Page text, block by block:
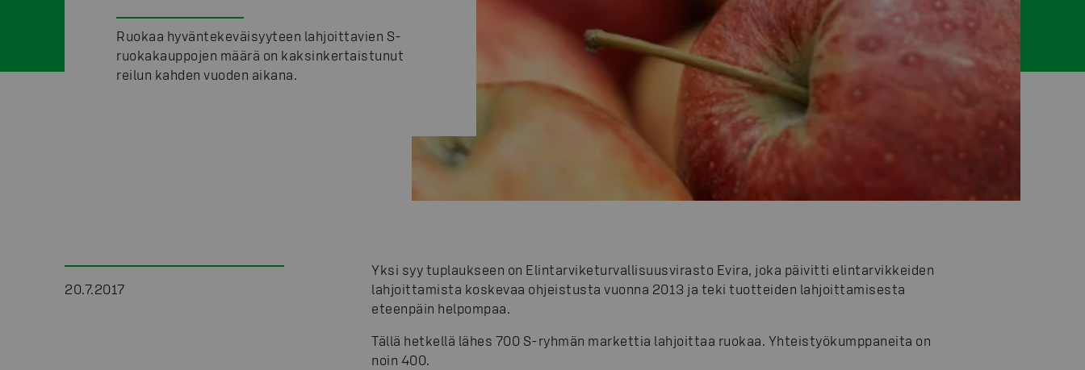
Ruokaa hyväntekeväisyyteen lahjoittavien S-
ruokakauppojen määrä on kaksinkertaistunut
reilun kahden vuoden aikana.
20.7.2017
Yksi syy tuplaukseen on Elintarviketurvallisuusvirasto Evira, joka päivitti elintarvikkeiden
lahjoittamista koskevaa ohjeistusta vuonna 2013 ja teki tuotteiden lahjoittamisesta
eteenpäin helpompaa.
Tällä hetkellä lähes 700 S-ryhmän markettia lahjoittaa ruokaa. Yhteistyökumppaneita on
noin 400.